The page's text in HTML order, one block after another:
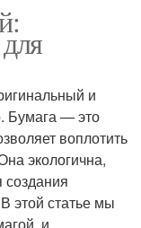
и
Бумага — это
воплотить
экологична,
создания
этой статье мы